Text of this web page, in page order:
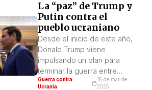
Trump, Putin y Netanyahu.
Netanyahu rompe el acuerdo
de cesar fuego en Gaza,
retomando el genocidio.
Trump quiere imponer un
“acuerdo” en Ucrania que
significa su capitulación […]
La “paz” de Trump y
Putin contra el
pueblo ucraniano
Desde el inicio de este año,
Donald Trump viene
impulsando un plan para
terminar la guerra entre
Ucrania y Rusia. Trump
Guerra contra
Ucrania
16 de mar de
2025